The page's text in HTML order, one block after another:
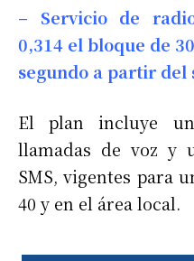
– Servicio de
0,314 el bloque de
segundo a partir del
El plan incluye
llamadas de voz y
SMS, vigentes para
40 y en el área local.